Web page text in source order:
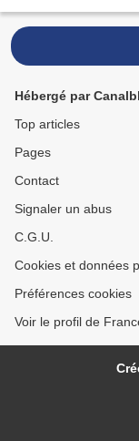
Hébergé par
Top articles
Pages
Contact
Signaler un abus
C.G.U.
Cookies et données
Préférences cookies
Voir le profil de